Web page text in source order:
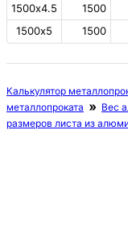
1500х4.5
1500
1500х5
1500
Калькулятор
металлопроката
Вес
размеров листа из